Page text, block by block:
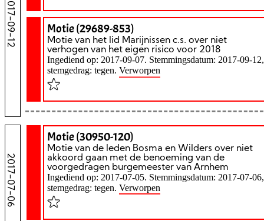
2017-09-12 Motie (29689-853)
Motie van het lid Marijnissen c.s. over niet
verhogen van het eigen risico voor 2018
Ingediend op: 2017-09-07. Stemmingsdatum: 2017-09-12,
stemgedrag: tegen. Verworpen
2017-07-06
Motie (30950-120)
Motie van de leden Bosma en Wilders over niet
akkoord gaan met de benoeming van de
voorgedragen burgemeester van Arnhem
Ingediend op: 2017-07-05. Stemmingsdatum: 2017-07-06,
stemgedrag: tegen. Verworpen